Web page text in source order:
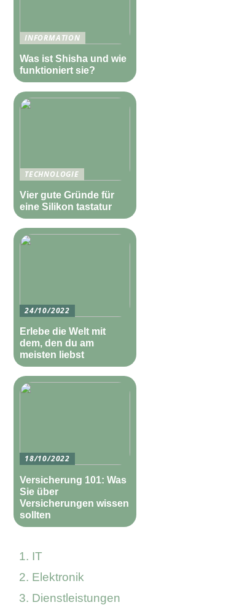
INFORMATION
Was ist Shisha und wie
funktioniert sie?
TECHNOLOGIE
Vier gute Gründe für
eine Silikon tastatur
24/10/2022
Erlebe die Welt mit
dem, den du am
meisten liebst
18/10/2022
Versicherung 101: Was
Sie über
Versicherungen wissen
sollten
IT
Elektronik
Dienstleistungen